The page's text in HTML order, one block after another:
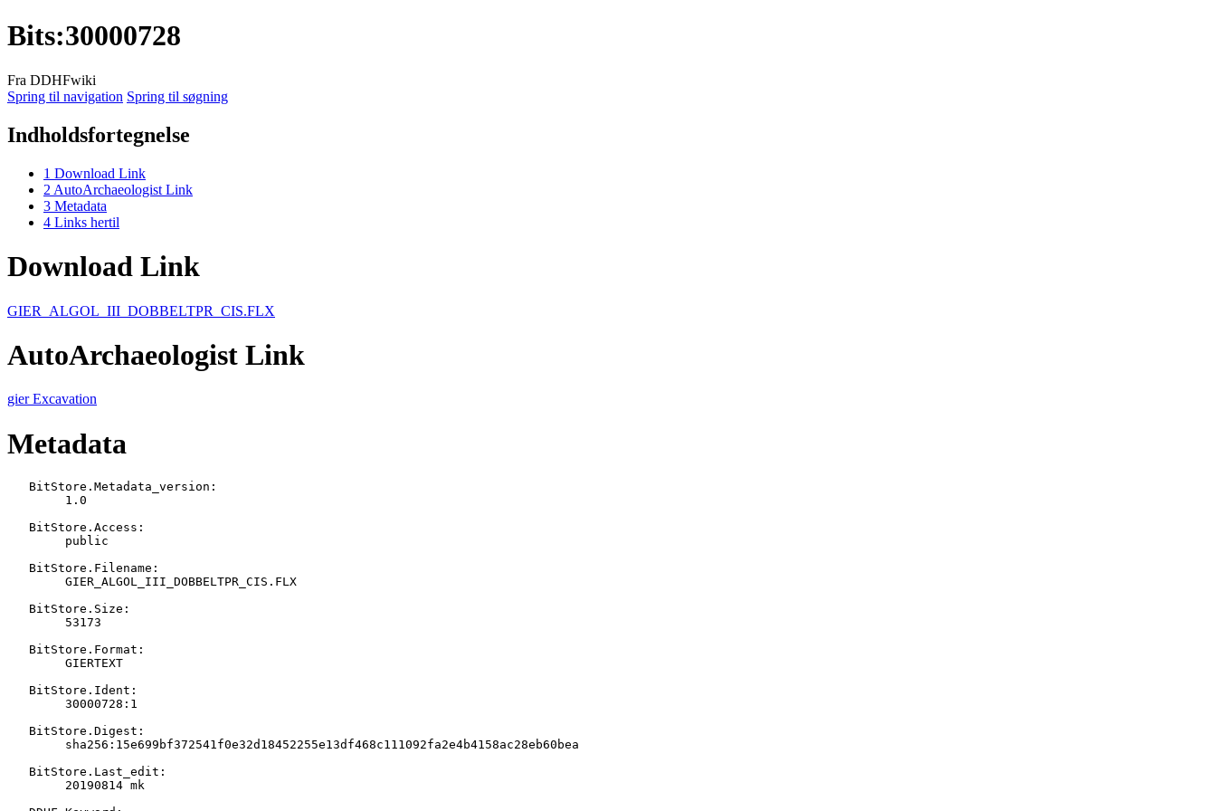
Bits:30000728
Fra DDHFwiki
Spring til navigation Spring til søgning
Indholdsfortegnelse
1 Download Link
2 AutoArchaeologist Link
3 Metadata
4 Links hertil
Download Link
GIER_ALGOL_III_DOBBELTPR_CIS.FLX
AutoArchaeologist Link
gier Excavation
Metadata
   BitStore.Metadata_version:
   BitStore.Access:
   BitStore.Filename:
   BitStore.Size:
   BitStore.Format:
   BitStore.Ident:
   BitStore.Digest:
   BitStore.Last_edit: